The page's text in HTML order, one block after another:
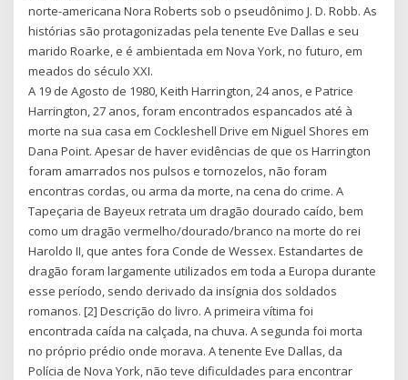
norte-americana Nora Roberts sob o pseudônimo J. D. Robb. As
histórias são protagonizadas pela tenente Eve Dallas e seu
marido Roarke, e é ambientada em Nova York, no futuro, em
meados do século XXI.
A 19 de Agosto de 1980, Keith Harrington, 24 anos, e Patrice
Harrington, 27 anos, foram encontrados espancados até à
morte na sua casa em Cockleshell Drive em Niguel Shores em
Dana Point. Apesar de haver evidências de que os Harrington
foram amarrados nos pulsos e tornozelos, não foram
encontras cordas, ou arma da morte, na cena do crime. A
Tapeçaria de Bayeux retrata um dragão dourado caído, bem
como um dragão vermelho/dourado/branco na morte do rei
Haroldo II, que antes fora Conde de Wessex. Estandartes de
dragão foram largamente utilizados em toda a Europa durante
esse período, sendo derivado da insígnia dos soldados
romanos. [2] Descrição do livro. A primeira vítima foi
encontrada caída na calçada, na chuva. A segunda foi morta
no próprio prédio onde morava. A tenente Eve Dallas, da
Polícia de Nova York, não teve dificuldades para encontrar